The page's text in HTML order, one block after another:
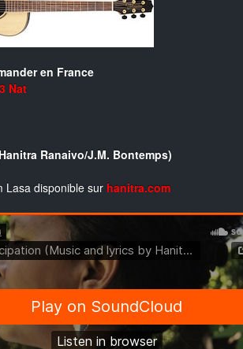
en France
Nat
Ranaivo/J.M. Bontemps)
Lasa disponible sur hanitra.com